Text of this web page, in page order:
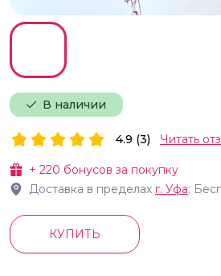
В наличии
+ 220 бонусов за покупку
Доставка в пределах г. Уфа:
4.9 (3) Читать
КУПИТЬ